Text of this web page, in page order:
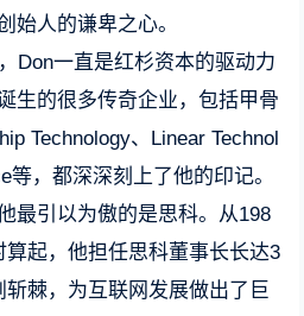
始人的谦卑之心。
Don一直是红杉资本的驱动力
生的很多传奇企业，包括甲骨
Technology、Linear Technol
等，都深深刻上了他的印记。
最引以为傲的是思科。从198
起，他担任思科董事长长达3
棘，为互联网发展做出了巨